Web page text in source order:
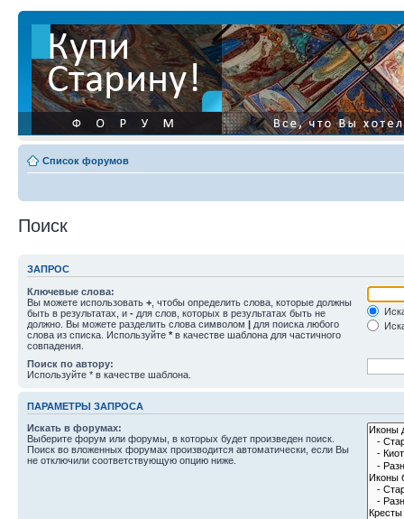
Список форумов
Поиск
ЗАПРОС
Ключевые слова:
Вы можете использовать + , чтобы определить слова, которые должны
быть в результатах, и - для слов, которых в результатах быть не
должно. Вы можете разделить слова символом | для поиска любого
слова из списка. Используйте * в качестве шаблона для частичного
совпадения.
Поиск по автору:
Используйте * в качестве шаблона.
ПАРАМЕТРЫ ЗАПРОСА
Искать в форумах:
Выберите форум или форумы, в которых будет произведен поиск.
Поиск во вложенных форумах производится автоматически, если Вы
не отключили соответствующую опцию ниже.